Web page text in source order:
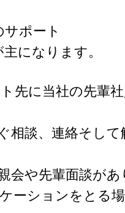
ポート
になります。
先に当社の先輩
相談、連絡そし
会や先輩面談があ
ーションをとる